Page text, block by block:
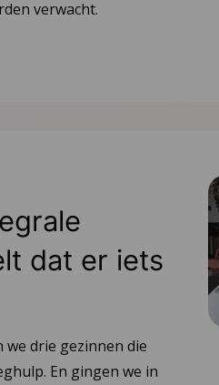
verwacht.
dat er iets
drie gezinnen die
En gingen we in